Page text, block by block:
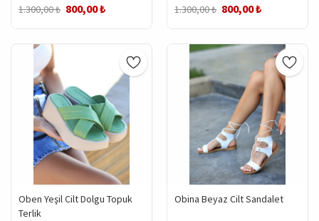
1.300,00 ₺ 800,00 ₺ 1.300,00 ₺ 800,00 ₺
Oben Yeşil Cilt Dolgu Topuk
Terlik
Obina Beyaz Cilt Sandalet